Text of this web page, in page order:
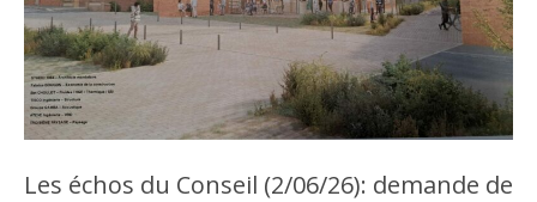
Les échos du Conseil (2/06/26): demande de